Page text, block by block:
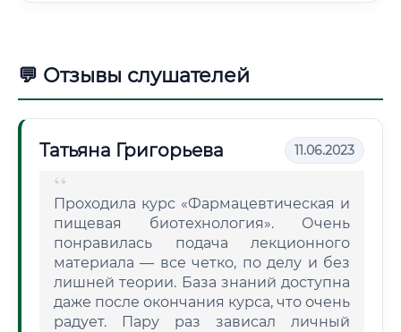
💬 Отзывы слушателей
Татьяна Григорьева 11.06.2023
Проходила курс «Фармацевтическая и
пищевая биотехнология». Очень
понравилась подача лекционного
материала — все четко, по делу и без
лишней теории. База знаний доступна
даже после окончания курса, что очень
радует. Пару раз зависал личный